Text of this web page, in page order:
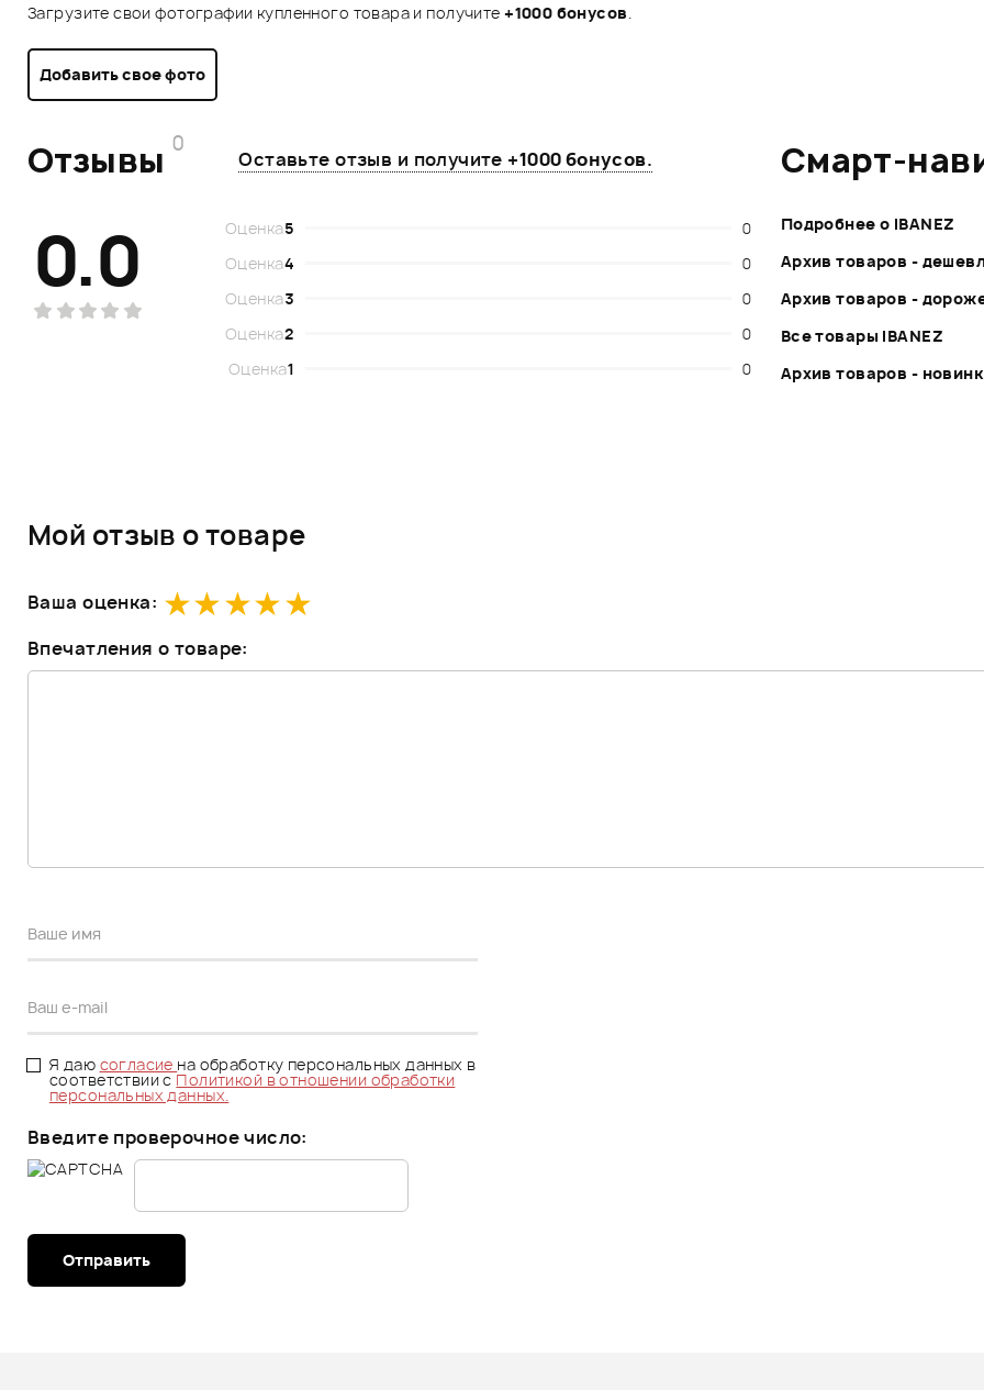
Загрузите свои фотографии купленного товара и получите+1000 бонусов.
Добавить свое фото
Отзывы 0
Оставьте отзыв и получите +1000 бонусов.
0.0 Оценка5
0
Оценка4
0
Оценка3
0
Оценка2
0
Оценка1 0
Смарт-
Подробнее о IBANEZ
Архив товаров -
Архив товаров -
Все товары IBANEZ
Архив товаров -
Мой отзыв о товаре
Ваша оценка:
Впечатления о товаре:
Я даю согласие на обработку персональных данных в
соответствии сПолитикой в отношении обработки
персональных данных.
Введите проверочное число:
Отправить